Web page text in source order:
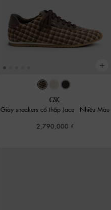
Giày sneakers cổ thấp Jace
Nhiều Màu
2,790,000